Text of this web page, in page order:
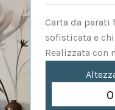
Carta da
sofisticata e
Realizzata